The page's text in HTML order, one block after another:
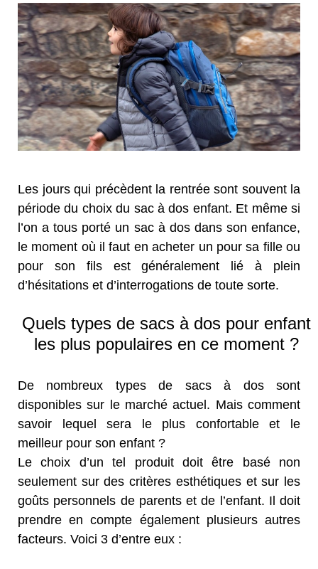
Les jours qui précèdent la rentrée sont souvent la
période du choix du sac à dos enfant. Et même si
l’on a tous porté un sac à dos dans son enfance,
le moment où il faut en acheter un pour sa fille ou
pour son fils est généralement lié à plein
d’hésitations et d’interrogations de toute sorte.
Quels types de sacs à dos pour enfant
les plus populaires en ce moment ?
De nombreux types de sacs à dos sont
disponibles sur le marché actuel. Mais comment
savoir lequel sera le plus confortable et le
meilleur pour son enfant ?
Le choix d’un tel produit doit être basé non
seulement sur des critères esthétiques et sur les
goûts personnels de parents et de l’enfant. Il doit
prendre en compte également plusieurs autres
facteurs. Voici 3 d’entre eux :